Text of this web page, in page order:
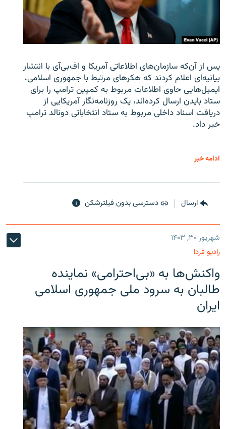
پس از آن‌که سازمان‌های اطلاعاتی آمریکا و اف‌بی‌آی با انتشار
بیانیه‌ای اعلام کردند که هکرهای مرتبط با جمهوری اسلامی،
ایمیل‌هایی حاوی اطلاعات مربوط به کمپین ترامپ را برای
ستاد بایدن ارسال کرده‌اند، یک روزنامه‌نگار آمریکایی از
دریافت اسناد داخلی مربوط به ستاد انتخاباتی دونالد ترامپ
خبر داد.
ادامه خبر
ارسال دسترسی بدون فیلترشکن
شهریور ۳۰, ۱۴۰۳
رادیو فردا
واکنش‌ها به «بی‌احترامی» نماینده
طالبان به سرود ملی جمهوری اسلامی
ایران